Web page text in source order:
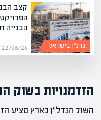
קצב
הבנייה
22/06/26 | מערכת אפיק נדל”ן בישראל
הזדמנויות בשוק
השוק הנדל"ן בארץ מציע